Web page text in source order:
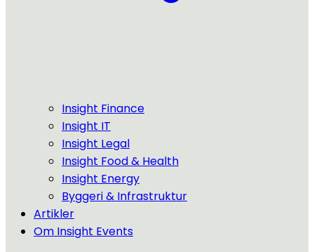
Insight Finance
Insight IT
Insight Legal
Insight Food & Health
Insight Energy
Byggeri & Infrastruktur
Artikler
Om Insight Events